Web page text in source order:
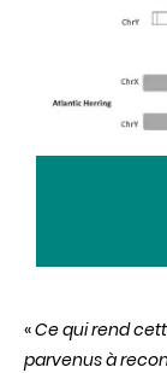
«Ce qui rend
parvenus à